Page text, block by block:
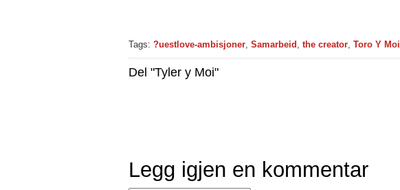
Tags: ?uestlove-ambisjoner, Samarbeid , the creator, Toro Y Moi
Del "Tyler y Moi"
Legg igjen en kommentar